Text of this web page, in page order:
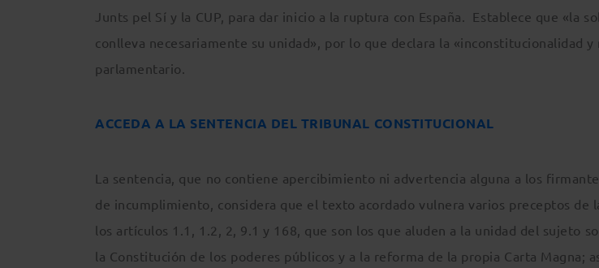
Junts pel Sí y la CUP, para dar inicio a la ruptura con España. Establece que «la
conlleva necesariamente su unidad», por lo que declara la «inconstitucionalidad
parlamentario.
ACCEDA A LA SENTENCIA DEL TRIBUNAL CONSTITUCIONAL
La sentencia, que no contiene apercibimiento ni advertencia alguna a los
de incumplimiento, considera que el texto acordado vulnera varios preceptos de
los artículos 1.1, 1.2, 2, 9.1 y 168, que son los que aluden a la unidad del sujeto
la Constitución de los poderes públicos y a la reforma de la propia Carta Magna;